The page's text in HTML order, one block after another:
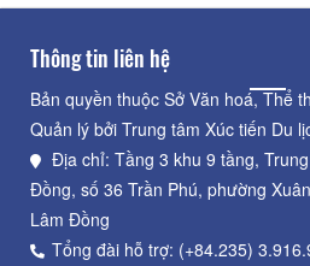
Thông tin liên hệ
Bản quyền thuộc Sở Văn hoá, Thể
Quản lý bởi Trung tâm Xúc tiến Du
Địa chỉ: Tầng 3 khu 9 tầng,
Đồng, số 36 Trần Phú, phường
Lâm Đồng
Tổng đài hỗ trợ: (+84.235)